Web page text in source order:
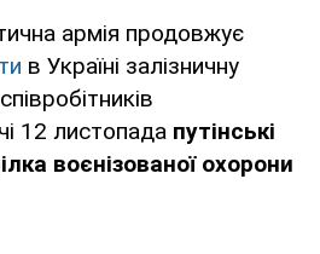
армія продовжує
в Україні залізничну
12 листопада путінські
воєнізованої охорони